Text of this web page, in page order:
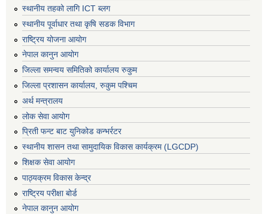
स्थानीय तहको लागि ICT ब्लग
स्थानीय पूर्वाधार तथा कृषि सडक विभाग
राष्ट्रिय योजना आयोग
नेपाल कानुन आयोग
जिल्ला समन्वय समितिको कार्यालय रुकुम
जिल्ला प्रशासन कार्यालय, रुकुम पश्चिम
अर्थ मन्त्रालय
लोक सेवा आयोग
प्रिती फन्ट बाट युनिकोड कन्भर्रटर
स्थानीय शासन तथा सामुदायिक विकास कार्यक्रम (LGCDP)
शिक्षक सेवा आयोग
पाठ्यक्रम विकास केन्द्र
राष्ट्रिय परीक्षा बोर्ड
नेपाल कानुन आयोग